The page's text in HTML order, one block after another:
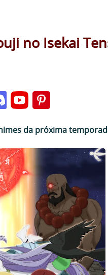
no Isekai
da próxima